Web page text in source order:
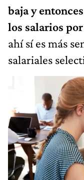
baja y
los salarios
ahí sí es más
salariales